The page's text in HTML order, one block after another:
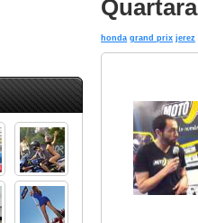
honda grand prix jerez